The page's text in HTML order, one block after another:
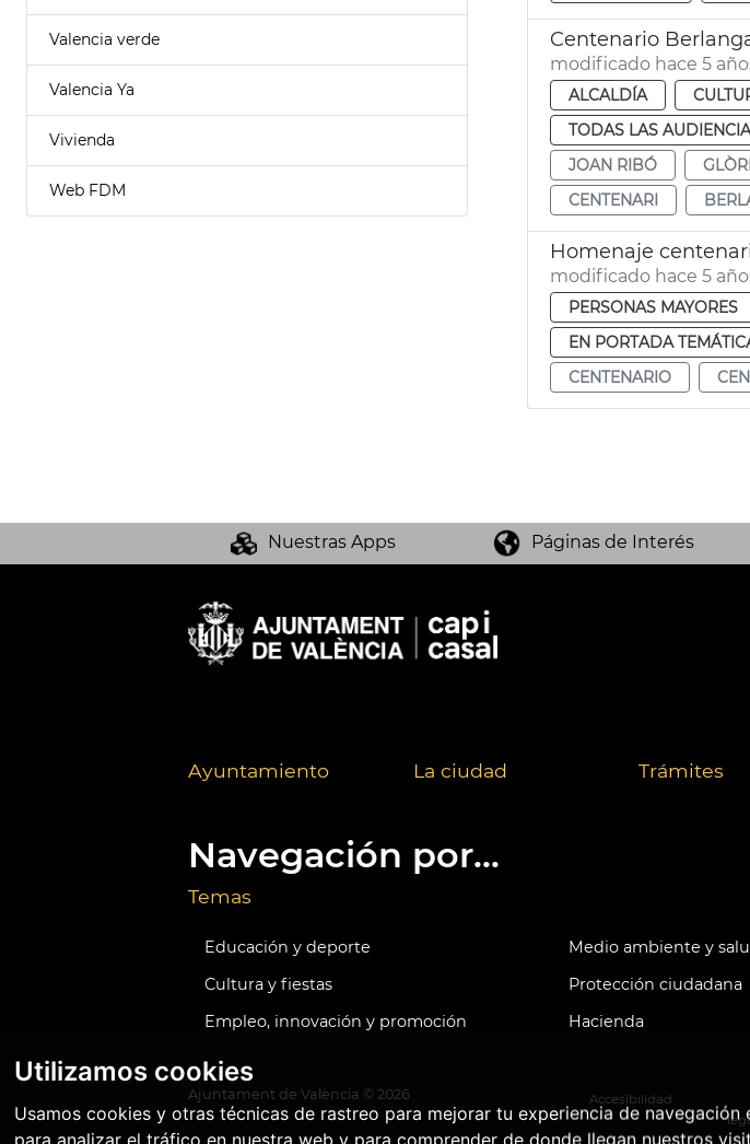
Utilizamos cookies
Usamos cookies y otras técnicas de rastreo para mejorar tu experiencia de
para analizar el tráfico en nuestra web y para comprender de donde llegan nuestros
Valencia verde
Valencia Ya
Vivienda
Web FDM
Centenario
modificado hace 5
ALCALDÍA
TODAS LAS
JOAN RIBÓ
CENTENARI
Homenaje
modificado hace 5
PERSONAS MAYORES
EN PORTADA
CENTENARIO
Nuestras Apps Páginas de Interés
Ayuntamiento La ciudad Trámites
Navegación por...
Temas
Educación y deporte Medio ambiente y
Cultura y fiestas
Protección ciudadana
Empleo, innovación y promoción
Hacienda
Ajuntament de València © 2026 Accesibilidad